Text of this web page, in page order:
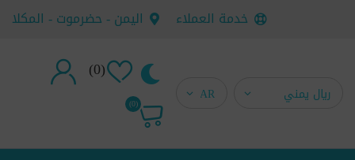
خدمة العملاء اليمن - حضرموت - المكلا
(0)
تسجيل جديد(0)